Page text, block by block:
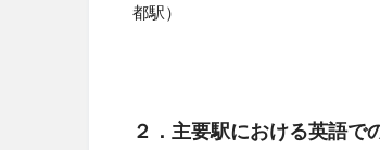
都駅）
２．主要駅における英語で